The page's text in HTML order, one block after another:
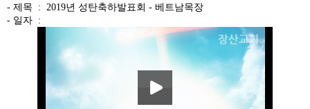
- 제목 : 2019년 성탄축하발표회 - 베트남목장
- 일자 :